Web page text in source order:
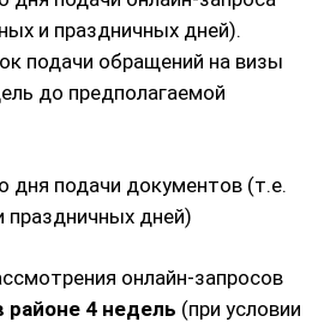
и праздничных дней).
подачи обращений на визы
до предполагаемой
дня подачи документов (т.е.
праздничных дней)
онлайн-запросов
районе 4 недель (при условии